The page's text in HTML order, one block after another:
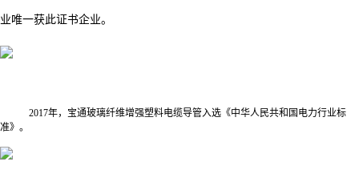
业唯一获此证书企业。
2017年，宝通玻璃纤维增强塑料电缆导管入选《中华人民共和国电力行业标
准》。